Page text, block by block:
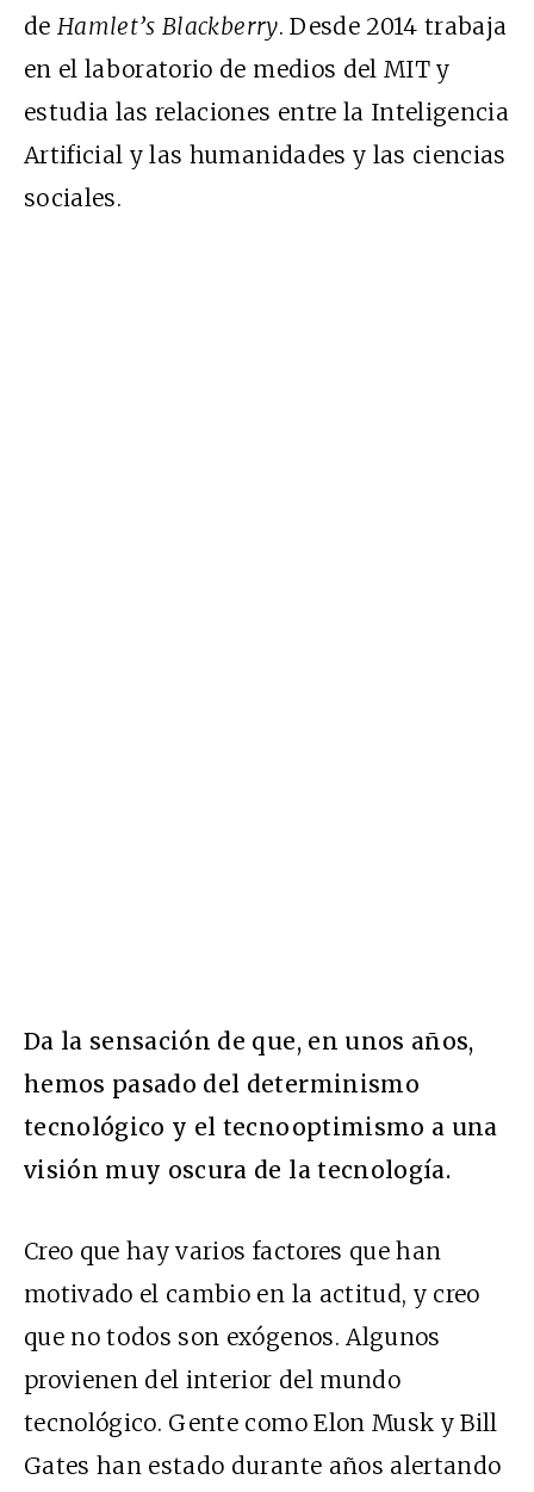
deHamlet’s Blackberry. Desde 2014 trabaja
en el laboratorio de medios del MIT y
estudia las relaciones entre la Inteligencia
Artificial y las humanidades y las ciencias
sociales.
Da la sensación de que, en unos años,
hemos pasado del determinismo
tecnológico y el tecnooptimismo a una
visión muy oscura de la tecnología.
Creo que hay varios factores que han
motivado el cambio en la actitud, y creo
que no todos son exógenos. Algunos
provienen del interior del mundo
tecnológico. Gente como Elon Musk y Bill
Gates han estado durante años alertando